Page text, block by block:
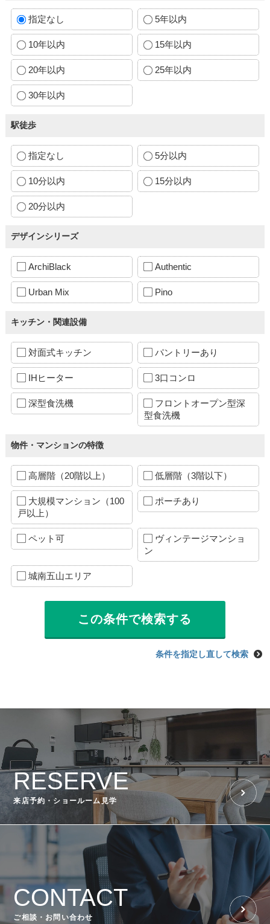
指定なし 5年以内
10年以内 15年以内
20年以内 25年以内
30年以内
駅徒歩
指定なし 5分以内
10分以内 15分以内
20分以内
デザインシリーズ
ArchiBlack Authentic
Urban Mix Pino
キッチン・関連設備
対面式キッチン パントリーあり
IHヒーター 3口コンロ
深型食洗機
フロントオープン型深
型食洗機
物件・マンションの特徴
高層階（20階以上） 低層階（3階以下）
大規模マンション（100
戸以上）
ポーチあり
ペット可
ヴィンテージマンショ
ン
城南五山エリア
条件を指定し直して検索
RESERVE
来店予約・ショールーム見学
CONTACT
ご相談・お問い合わせ